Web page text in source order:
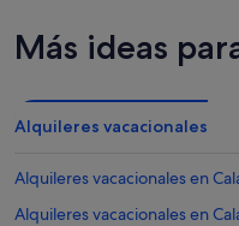
Más ideas
Alquileres vacacionales
Alquileres vacacionales en
Alquileres vacacionales en